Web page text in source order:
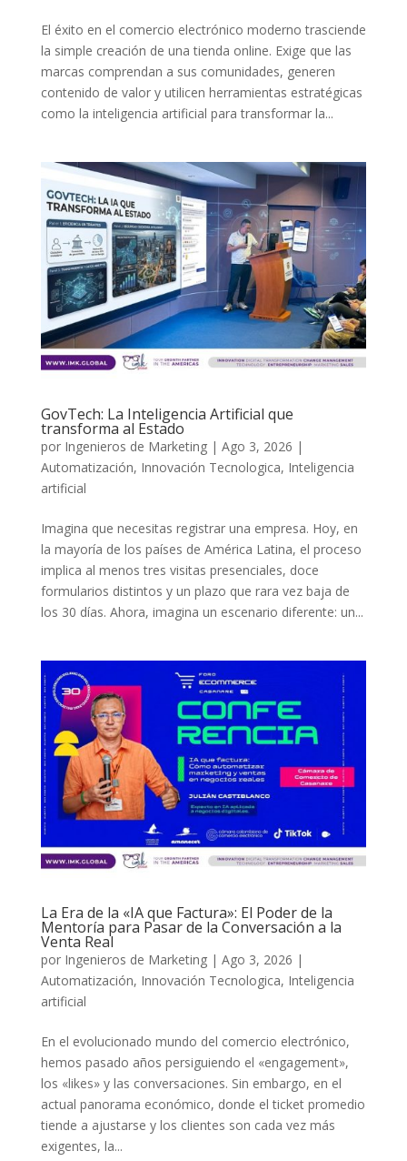
El éxito en el comercio electrónico moderno trasciende
la simple creación de una tienda online. Exige que las
marcas comprendan a sus comunidades, generen
contenido de valor y utilicen herramientas estratégicas
como la inteligencia artificial para transformar la...
GovTech: La Inteligencia Artificial que
transforma al Estado
por Ingenieros de Marketing| Ago 3, 2026 |
Automatización, Innovación Tecnologica, Inteligencia
artificial
Imagina que necesitas registrar una empresa. Hoy, en
la mayoría de los países de América Latina, el proceso
implica al menos tres visitas presenciales, doce
formularios distintos y un plazo que rara vez baja de
los 30 días. Ahora, imagina un escenario diferente: un...
La Era de la «IA que Factura»: El Poder de la
Mentoría para Pasar de la Conversación a la
Venta Real
por Ingenieros de Marketing| Ago 3, 2026 |
Automatización, Innovación Tecnologica, Inteligencia
artificial
En el evolucionado mundo del comercio electrónico,
hemos pasado años persiguiendo el «engagement»,
los «likes» y las conversaciones. Sin embargo, en el
actual panorama económico, donde el ticket promedio
tiende a ajustarse y los clientes son cada vez más
exigentes, la...